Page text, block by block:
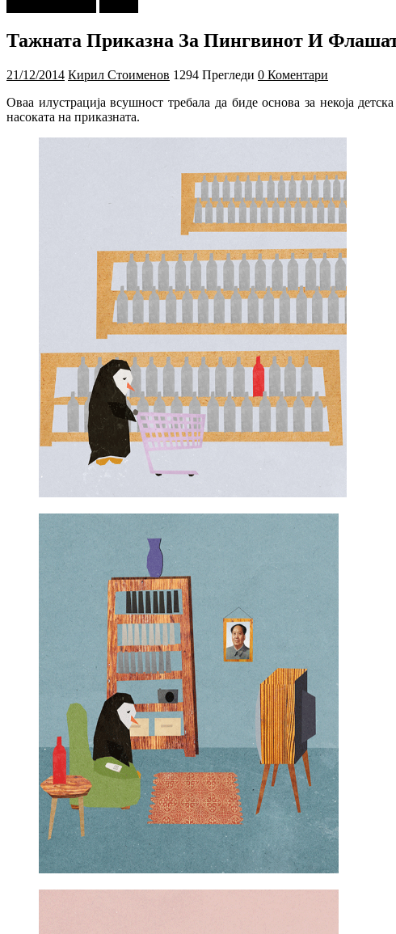
Тажната Приказна За Пингвинот И
21/12/2014 Кирил Стоименов 1294 Прегледи 0 Коментари
Оваа илустрација всушност требала да биде основа за некоја
насоката на приказната.